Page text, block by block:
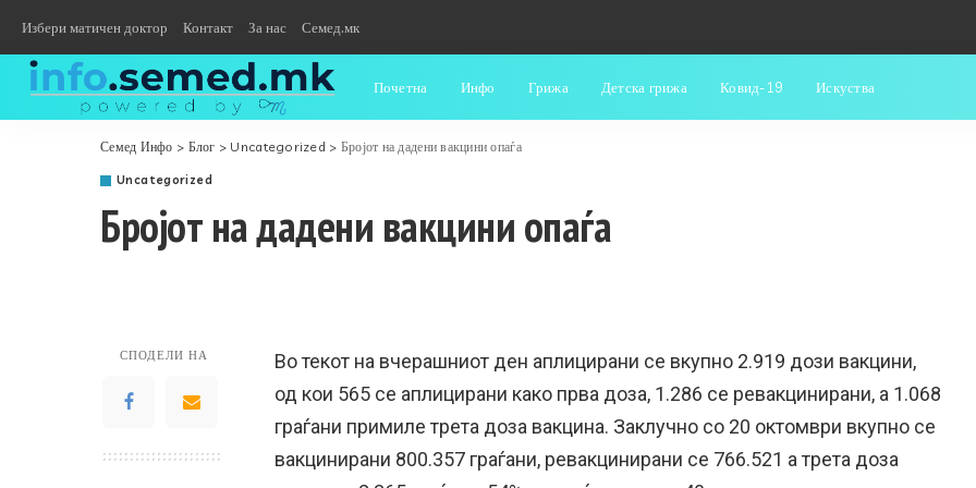
Избери матичен доктор Контакт За нас Семед.мк
Почетна Инфо Грижа Детска грижа Ковид-19 Искуства
Семед Инфо > Блог > Uncategorized > Бројот на дадени вакцини опаѓа
Uncategorized
Бројот на дадени вакцини опаѓа
СПОДЕЛИ НА
Во текот на вчерашниот ден аплицирани се вкупно 2.919 дози вакцини,
од кои 565 се аплицирани како прва доза, 1.286 се ревакцинирани, а 1.068
граѓани примиле трета доза вакцина. Заклучно со 20 октомври вкупно се
вакцинирани 800.357 граѓани, ревакцинирани се 766.521 а трета доза